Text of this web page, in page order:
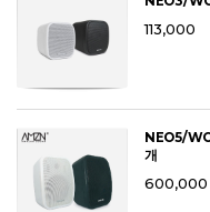
113,000
NEO5/
개
600,000